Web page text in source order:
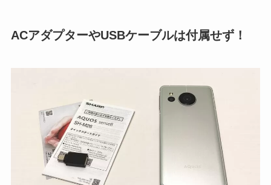
ACアダプターやUSBケーブルは付属せず！